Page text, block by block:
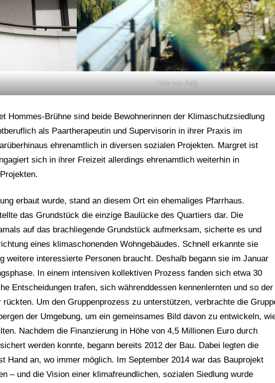
Foto von Judy
Hommes-Brühne sind beide Bewohnerinnen der Klimaschutzsiedlung
als Paartherapeutin und Supervisorin in ihrer Praxis im
ehrenamtlich in diversen sozialen Projekten. Margret ist
sich in ihrer Freizeit allerdings ehrenamtlich weiterhin in
erbaut wurde, stand an diesem Ort ein ehemaliges Pfarrhaus.
das Grundstück die einzige Baulücke des Quartiers dar. Die
auf das brachliegende Grundstück aufmerksam, sicherte es und
eines klimaschonenden Wohngebäudes. Schnell erkannte sie
weitere interessierte Personen braucht. Deshalb begann sie im Januar
In einem intensiven kollektiven Prozess fanden sich etwa 30
Entscheidungen trafen, sich währenddessen kennenlernten und so der
Um den Gruppenprozess zu unterstützen, verbrachte die
der Umgebung, um ein gemeinsames Bild davon zu entwickeln,
Nachdem die Finanzierung in Höhe von 4,5 Millionen Euro durch
werden konnte, begann bereits 2012 der Bau. Dabei legten die
Hand an, wo immer möglich. Im September 2014 war das Bauprojekt
– und die Vision einer klimafreundlichen, sozialen Siedlung wurde